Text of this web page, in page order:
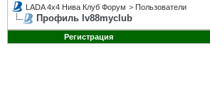
LADA 4x4 Нива Клуб Форум > Пользователи
Профиль lv88myclub
Регистрация